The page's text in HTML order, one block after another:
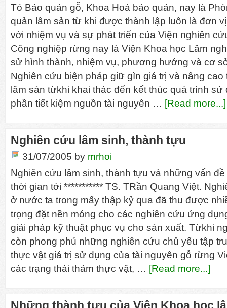
Tỏ Bảo quản gỗ, Khoa Hoá bảo quản, nay là
quản lâm sản từ khi được thành lập luôn là đơn
với nhiệm vụ và sự phát triển của Viện nghiên
Công nghiệp rừng nay là Viện Khoa học Lâm
sử hình thành, nhiệm vụ, phương hướng và cơ
Nghiên cứu biện pháp giữ gìn giá trị và nâng cao
lâm sản từkhi khai thác đến kết thúc quá trình sử
phần tiết kiệm nguồn tài nguyên … [Read more...]
Nghiên cứu lâm sinh, thành tựu
31/07/2005 by mrhoi
Nghiên cứu lâm sinh, thành tựu và những vấn
thời gian tới *********** TS. TRần Quang Việt.
ở nước ta trong mấy thập kỷ qua đã thu được
trọng đặt nền móng cho các nghiên cứu ứng
giải pháp kỹ thuật phục vụ cho sản xuất. Từkhi
còn phong phú những nghiên cứu chủ yếu tập
thực vật giá trị sử dụng của tài nguyên gỗ rừng
các trạng thái thảm thực vật, … [Read more...]